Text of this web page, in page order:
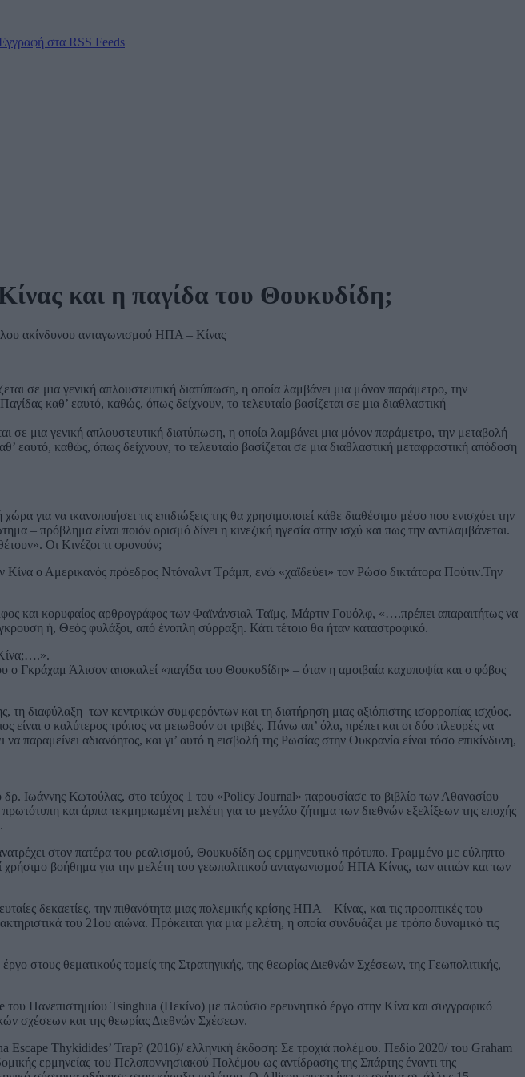
και η παγίδα του Θουκυδίδη;
ακίνδυνου ανταγωνισμού ΗΠΑ – Κίνας
σε μια γενική απλουστευτική διατύπωση, η οποία λαμβάνει μια μόνον παράμετρο, την μεταβολή
εαυτό, καθώς, όπως δείχνουν, το τελευταίο βασίζεται σε μια διαθλαστική μεταφραστική απόδοση
για να ικανοποιήσει τις επιδιώξεις της θα χρησιμοποιεί κάθε διαθέσιμο μέσο που ενισχύει την
– πρόβλημα είναι ποιόν ορισμό δίνει η κινεζική ηγεσία στην ισχύ και πως την αντιλαμβάνεται.
Οι Κινέζοι τι φρονούν;
Κίνα ο Αμερικανός πρόεδρος Ντόναλντ Τράμπ, ενώ «χαϊδεύει» τον Ρώσο δικτάτορα Πούτιν.Την
και κορυφαίος αρθρογράφος των Φαϊνάνσιαλ Ταϊμς, Μάρτιν Γουόλφ, «….πρέπει απαραιτήτως να
ή, Θεός φυλάξοι, από ένοπλη σύρραξη. Κάτι τέτοιο θα ήταν καταστροφικό.
Κίνα;….».
ο Γκράχαμ Άλισον αποκαλεί «παγίδα του Θουκυδίδη» – όταν η αμοιβαία καχυποψία και ο φόβος
διαφύλαξη των κεντρικών συμφερόντων και τη διατήρηση μιας αξιόπιστης ισορροπίας ισχύος.
ο καλύτερος τρόπος να μειωθούν οι τριβές. Πάνω απ’ όλα, πρέπει και οι δύο πλευρές να
παραμείνει αδιανόητος, και γι’ αυτό η εισβολή της Ρωσίας στην Ουκρανία είναι τόσο επικίνδυνη,
Ιωάννης Κωτούλας, στο τεύχος 1 του «Policy Journal» παρουσίασε το βιβλίο των Αθανασίου
και άρπα τεκμηριωμένη μελέτη για το μεγάλο ζήτημα των διεθνών εξελίξεων της εποχής
στον πατέρα του ρεαλισμού, Θουκυδίδη ως ερμηνευτικό πρότυπο. Γραμμένο με εύληπτο
βοήθημα για την μελέτη του γεωπολιτικού ανταγωνισμού ΗΠΑ Κίνας, των αιτιών και των
δεκαετίες, την πιθανότητα μιας πολεμικής κρίσης ΗΠΑ – Κίνας, και τις προοπτικές του
του 21ου αιώνα. Πρόκειται για μια μελέτη, η οποία συνδυάζει με τρόπο δυναμικό τις
στους θεματικούς τομείς της Στρατηγικής, της θεωρίας Διεθνών Σχέσεων, της Γεωπολιτικής,
Πανεπιστημίου Tsinghua (Πεκίνο) με πλούσιο ερευνητικό έργο στην Κίνα και συγγραφικό
σχέσεων και της θεωρίας Διεθνών Σχέσεων.
Escape Thykidides’ Trap? (2016)/ ελληνική έκδοση: Σε τροχιά πολέμου. Πεδίο 2020/ του Graham
ερμηνείας του Πελοποννησιακού Πολέμου ως αντίδρασης της Σπάρτης έναντι της